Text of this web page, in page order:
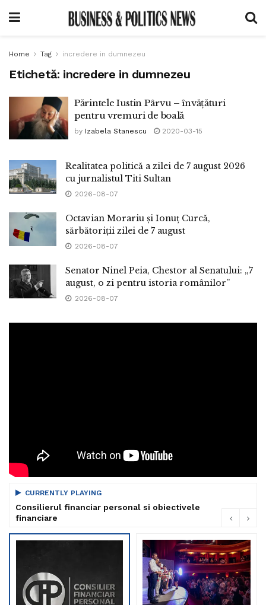
Home Tag incredere in dumnezeu
Etichetă: incredere in dumnezeu
Părintele Iustin Pârvu – învățături
pentru vremuri de boală
by Izabela Stanescu 2020-03-15
Realitatea politică a zilei de 7 august 2026
cu jurnalistul Titi Sultan
2026-08-07
Octavian Morariu și Ionuț Curcă,
sărbătoriții zilei de 7 august
2026-08-07
Senator Ninel Peia, Chestor al Senatului: „7
august, o zi pentru istoria românilor”
2026-08-07
CURRENTLY PLAYING
Consilierul financiar personal si obiectivele
financiare